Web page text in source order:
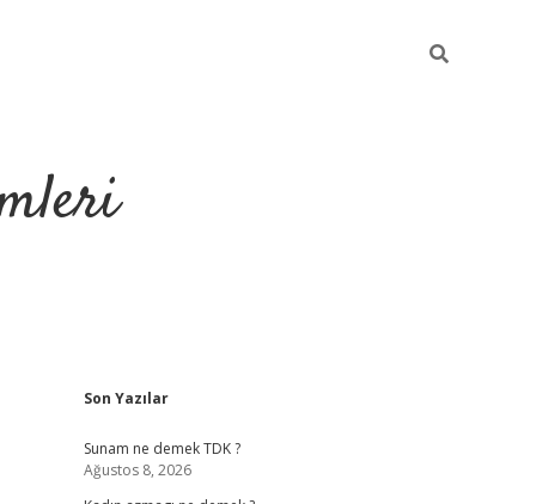
Sidebar
Son Yazılar
Sunam ne demek TDK ?
Ağustos 8, 2026